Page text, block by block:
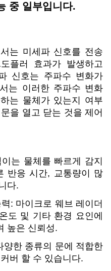
중 일부입니다.
는 미세파 신호를 전송
플러 효과가 발생하고
신호는 주파수 변화가
는 이러한 주파수 변화
는 물체가 있는지 여부
을 열고 닫는 것을 제어
는 물체를 빠르게 감지
반응 시간, 교통량이 많
다.
: 마이크로 웨브 레이더
도 및 기타 환경 요인에
높은 신뢰성.
양한 종류의 문에 적합한
버 할 수 있습니다.